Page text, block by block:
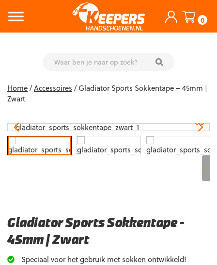
0
content
Home/Accessoires / Gladiator Sports Sokkentape – 45mm |
Zwart
Gladiator Sports Sokkentape –
45mm | Zwart
Speciaal voor het gebruik met sokken ontwikkeld!